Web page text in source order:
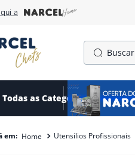
a
Buscar
Todas as CategoriasOfertas do
Utensílios Profissionais
1º
cafeteira
2º
fogão
3º
forno